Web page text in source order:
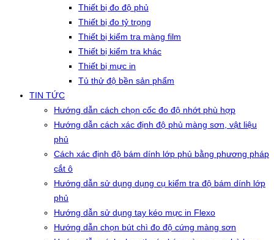
Thiết bị đo độ phủ
Thiết bị đo tỷ trọng
Thiết bị kiểm tra màng film
Thiết bị kiểm tra khác
Thiết bị mực in
Tủ thử độ bền sản phẩm
TIN TỨC
Hướng dẫn cách chọn cốc đo độ nhớt phù hợp
Hướng dẫn cách xác định độ phủ màng sơn, vật liệu
phủ
Cách xác định độ bám dính lớp phủ bằng phương pháp
cắt ô
Hướng dẫn sử dụng dụng cụ kiểm tra độ bám dính lớp
phủ
Hướng dẫn sử dụng tay kéo mực in Flexo
Hướng dẫn chọn bút chì đo độ cứng màng sơn